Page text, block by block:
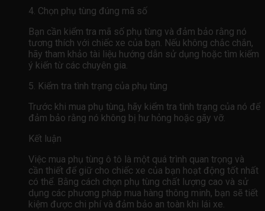
4. Chọn phụ tùng đúng mã số
Bạn cần kiểm tra mã số phụ tùng và đảm bảo rằng nó
tương thích với chiếc xe của bạn. Nếu không chắc chắn,
hãy tham khảo tài liệu hướng dẫn sử dụng hoặc tìm kiếm
ý kiến ​​từ các chuyên gia.
5. Kiểm tra tình trạng của phụ tùng
Trước khi mua phụ tùng, hãy kiểm tra tình trạng của nó để
đảm bảo rằng nó không bị hư hỏng hoặc gãy vỡ.
Kết luận
Việc mua phụ tùng ô tô là một quá trình quan trọng và
cần thiết để giữ cho chiếc xe của bạn hoạt động tốt nhất
có thể. Bằng cách chọn phụ tùng chất lượng cao và sử
dụng các phương pháp mua hàng thông minh, bạn sẽ tiết
kiệm được chi phí và đảm bảo an toàn khi lái xe.